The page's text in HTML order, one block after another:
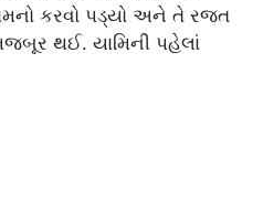
કરવો પડ્યો અને તે રજત
થઈ. યામિની પહેલાં